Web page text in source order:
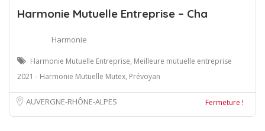
Harmonie Mutuelle Entreprise – Cha
Harmonie
Harmonie Mutuelle Entreprise, Meilleure mutuelle entreprise
2021 - Harmonie Mutuelle Mutex, Prévoyan
AUVERGNE-RHÔNE-ALPES Fermeture !